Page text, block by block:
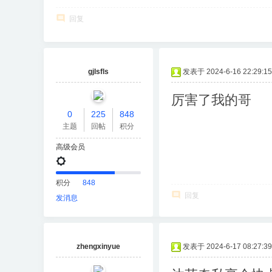
回复
gjlsfls
0
主题
225
回帖
848
积分
高级会员
积分
848
发消息
发表于 2024-6-16 22:29:15
厉害了我的哥
回复
zhengxinyue 发表于 2024-6-17 08:27:39